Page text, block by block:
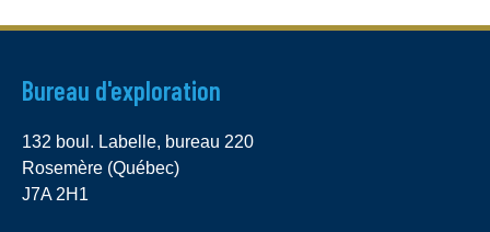
Bureau d'exploration
132 boul. Labelle, bureau 220
Rosemère (Québec)
J7A 2H1